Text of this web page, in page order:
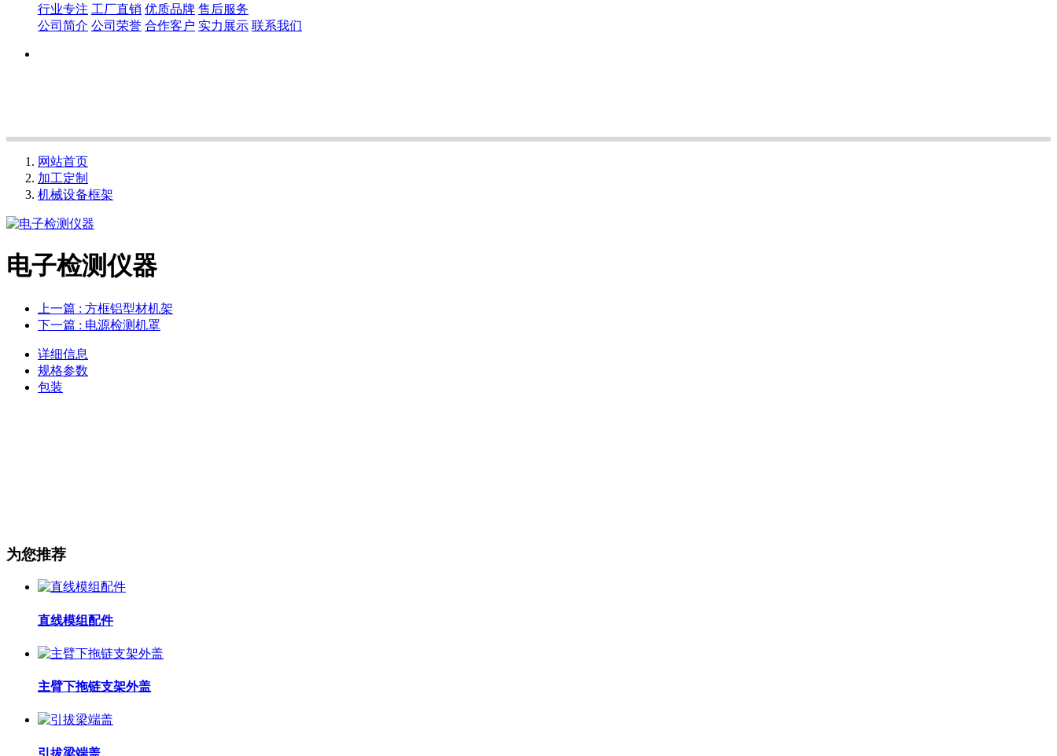
行业专注 工厂直销 优质品牌 售后服务
公司简介 公司荣誉 合作客户 实力展示 联系我们
网站首页
加工定制
机械设备框架
电子检测仪器
上一篇 : 方框铝型材机架
下一篇 : 电源检测机罩
详细信息
规格参数
包装
为您推荐
直线模组配件
主臂下拖链支架外盖
引拔梁端盖